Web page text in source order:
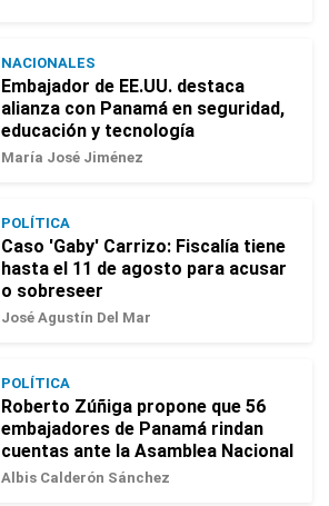
NACIONALES
Embajador de EE.UU. destaca
alianza con Panamá en seguridad,
educación y tecnología
María José Jiménez
POLÍTICA
Caso 'Gaby' Carrizo: Fiscalía tiene
hasta el 11 de agosto para acusar
o sobreseer
José Agustín Del Mar
POLÍTICA
Roberto Zúñiga propone que 56
embajadores de Panamá rindan
cuentas ante la Asamblea Nacional
Albis Calderón Sánchez